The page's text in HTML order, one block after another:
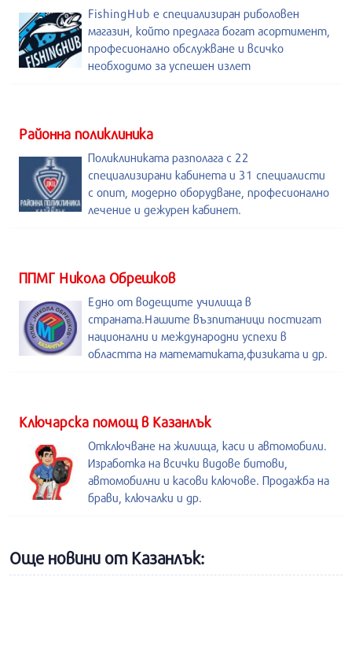
FishingHub е специализиран риболовен
магазин, който предлага богат асортимент,
професионално обслужване и всичко
необходимо за успешен излет
Районна поликлиника
Поликлиниката разполага с 22
специализирани кабинета и 31 специалисти
с опит, модерно оборудване, професионално
лечение и дежурен кабинет.
ППМГ Никола Обрешков
Едно от водещите училища в
страната.Нашите възпитаници постигат
национални и международни успехи в
областта на математиката,физиката и др.
Kлючарска помощ в Казанлък
Отключване на жилища, каси и автомобили.
Изработка на всички видове битови,
автомобилни и касови ключове. Продажба на
брави, ключалки и др.
Още новини от Казанлък: